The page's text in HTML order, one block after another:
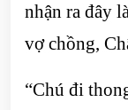
nhận ra đây
vợ chồng,
“Chú đi